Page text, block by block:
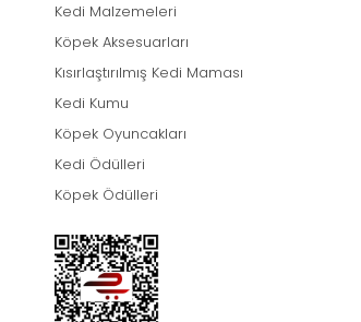
Kedi Malzemeleri
Köpek Aksesuarları
Kısırlaştırılmış Kedi Maması
Kedi Kumu
Köpek Oyuncakları
Kedi Ödülleri
Köpek Ödülleri